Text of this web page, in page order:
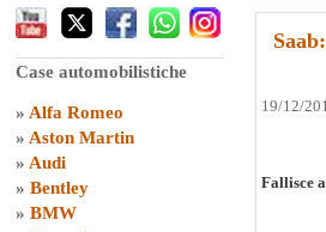
Case automobilistiche
» Alfa Romeo
» Aston Martin
» Audi
» Bentley
» BMW
19/12/
Fallisce